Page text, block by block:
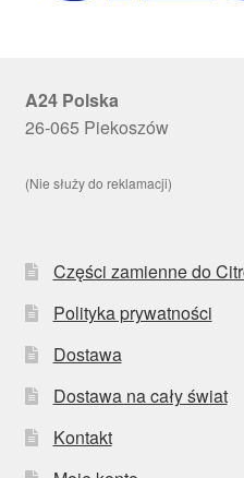
A24 Polska
26-065 Piekoszów
(Nie służy do reklamacji)
Części zamienne do
Polityka prywatności
Dostawa
Dostawa na cały świat
Kontakt